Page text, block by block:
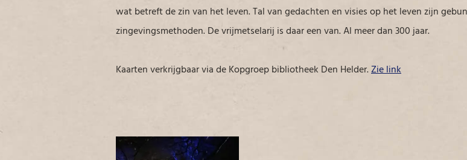
wat betreft de zin van het leven. Tal van gedachten en visies op het leven zijn
zingevingsmethoden. De vrijmetselarij is daar een van. Al meer dan 300 jaar.
Kaarten verkrijgbaar via de Kopgroep bibliotheek Den Helder.Zie link